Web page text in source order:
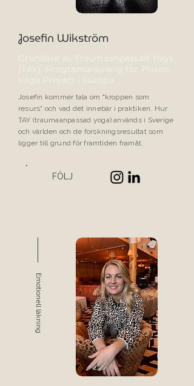
Josefin Wikström
Grundare av Traumaanpassad Yoga
(TAY). Programansvarig för Prison
Yoga Project i Europa
Josefin kommer tala om "kroppen som
resurs" och vad det innebär i praktiken. Hur
TAY (traumaanpassad yoga) används i Sverige
och världen och de forskningsresultat som
ligger till grund för framtiden framåt.
FÖLJ
Emotionell läkning